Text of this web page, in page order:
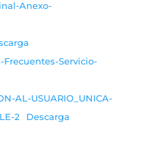
Anexo-
Servicio-
AL-USUARIO_UNICA-
2
Descarga